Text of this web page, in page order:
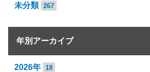
未分類 267
年別アーカイブ
2026年 18